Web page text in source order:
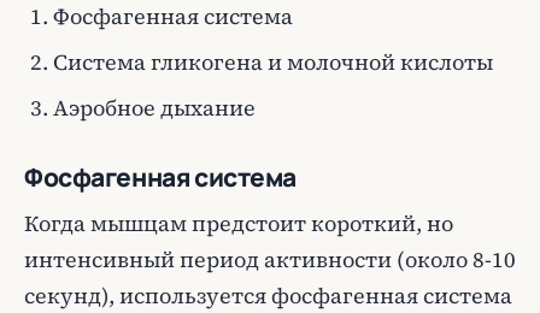
Фосфагенная система
Система гликогена и молочной кислоты
Аэробное дыхание
Фосфагенная система
Когда мышцам предстоит короткий, но
интенсивный период активности (около 8-10
секунд), используется фосфагенная система